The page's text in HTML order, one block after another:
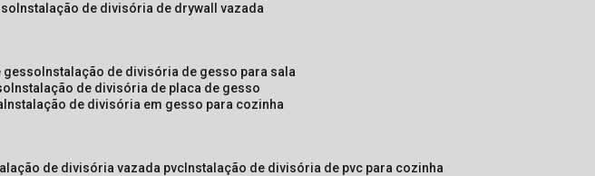
instalação de divisória de drywall vazada
gesso instalação de divisória de gesso para sala
instalação de divisória de placa de gesso
instalação de divisória em gesso para cozinha
de divisória vazada pvc instalação de divisória de pvc para cozinha